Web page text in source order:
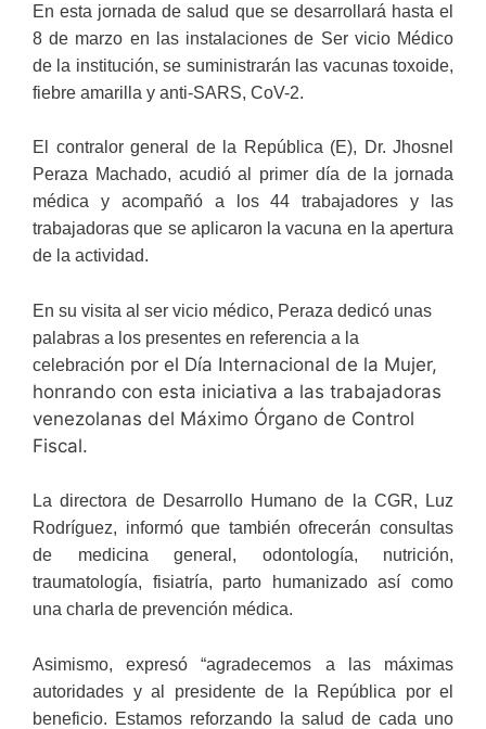
En esta jornada de salud que se desarrollará hasta el
8 de marzo en las instalaciones de Ser vicio Médico
de la institución, se suministrarán las vacunas toxoide,
fiebre amarilla y anti-SARS, CoV-2.
El contralor general de la República (E), Dr. Jhosnel
Peraza Machado, acudió al primer día de la jornada
médica y acompañó a los 44 trabajadores y las
trabajadoras que se aplicaron la vacuna en la apertura
de la actividad.
En su visita al ser vicio médico, Peraza dedicó unas
palabras a los presentes en referencia a la
celebración por el Día Internacional de la Mujer,
honrando con esta iniciativa a las trabajadoras
venezolanas del Máximo Órgano de Control
Fiscal.
La directora de Desarrollo Humano de la CGR, Luz
Rodríguez, informó que también ofrecerán consultas
de medicina general, odontología, nutrición,
traumatología, fisiatría, parto humanizado así como
una charla de prevención médica.
Asimismo, expresó “agradecemos a las máximas
autoridades y al presidente de la República por el
beneficio. Estamos reforzando la salud de cada uno